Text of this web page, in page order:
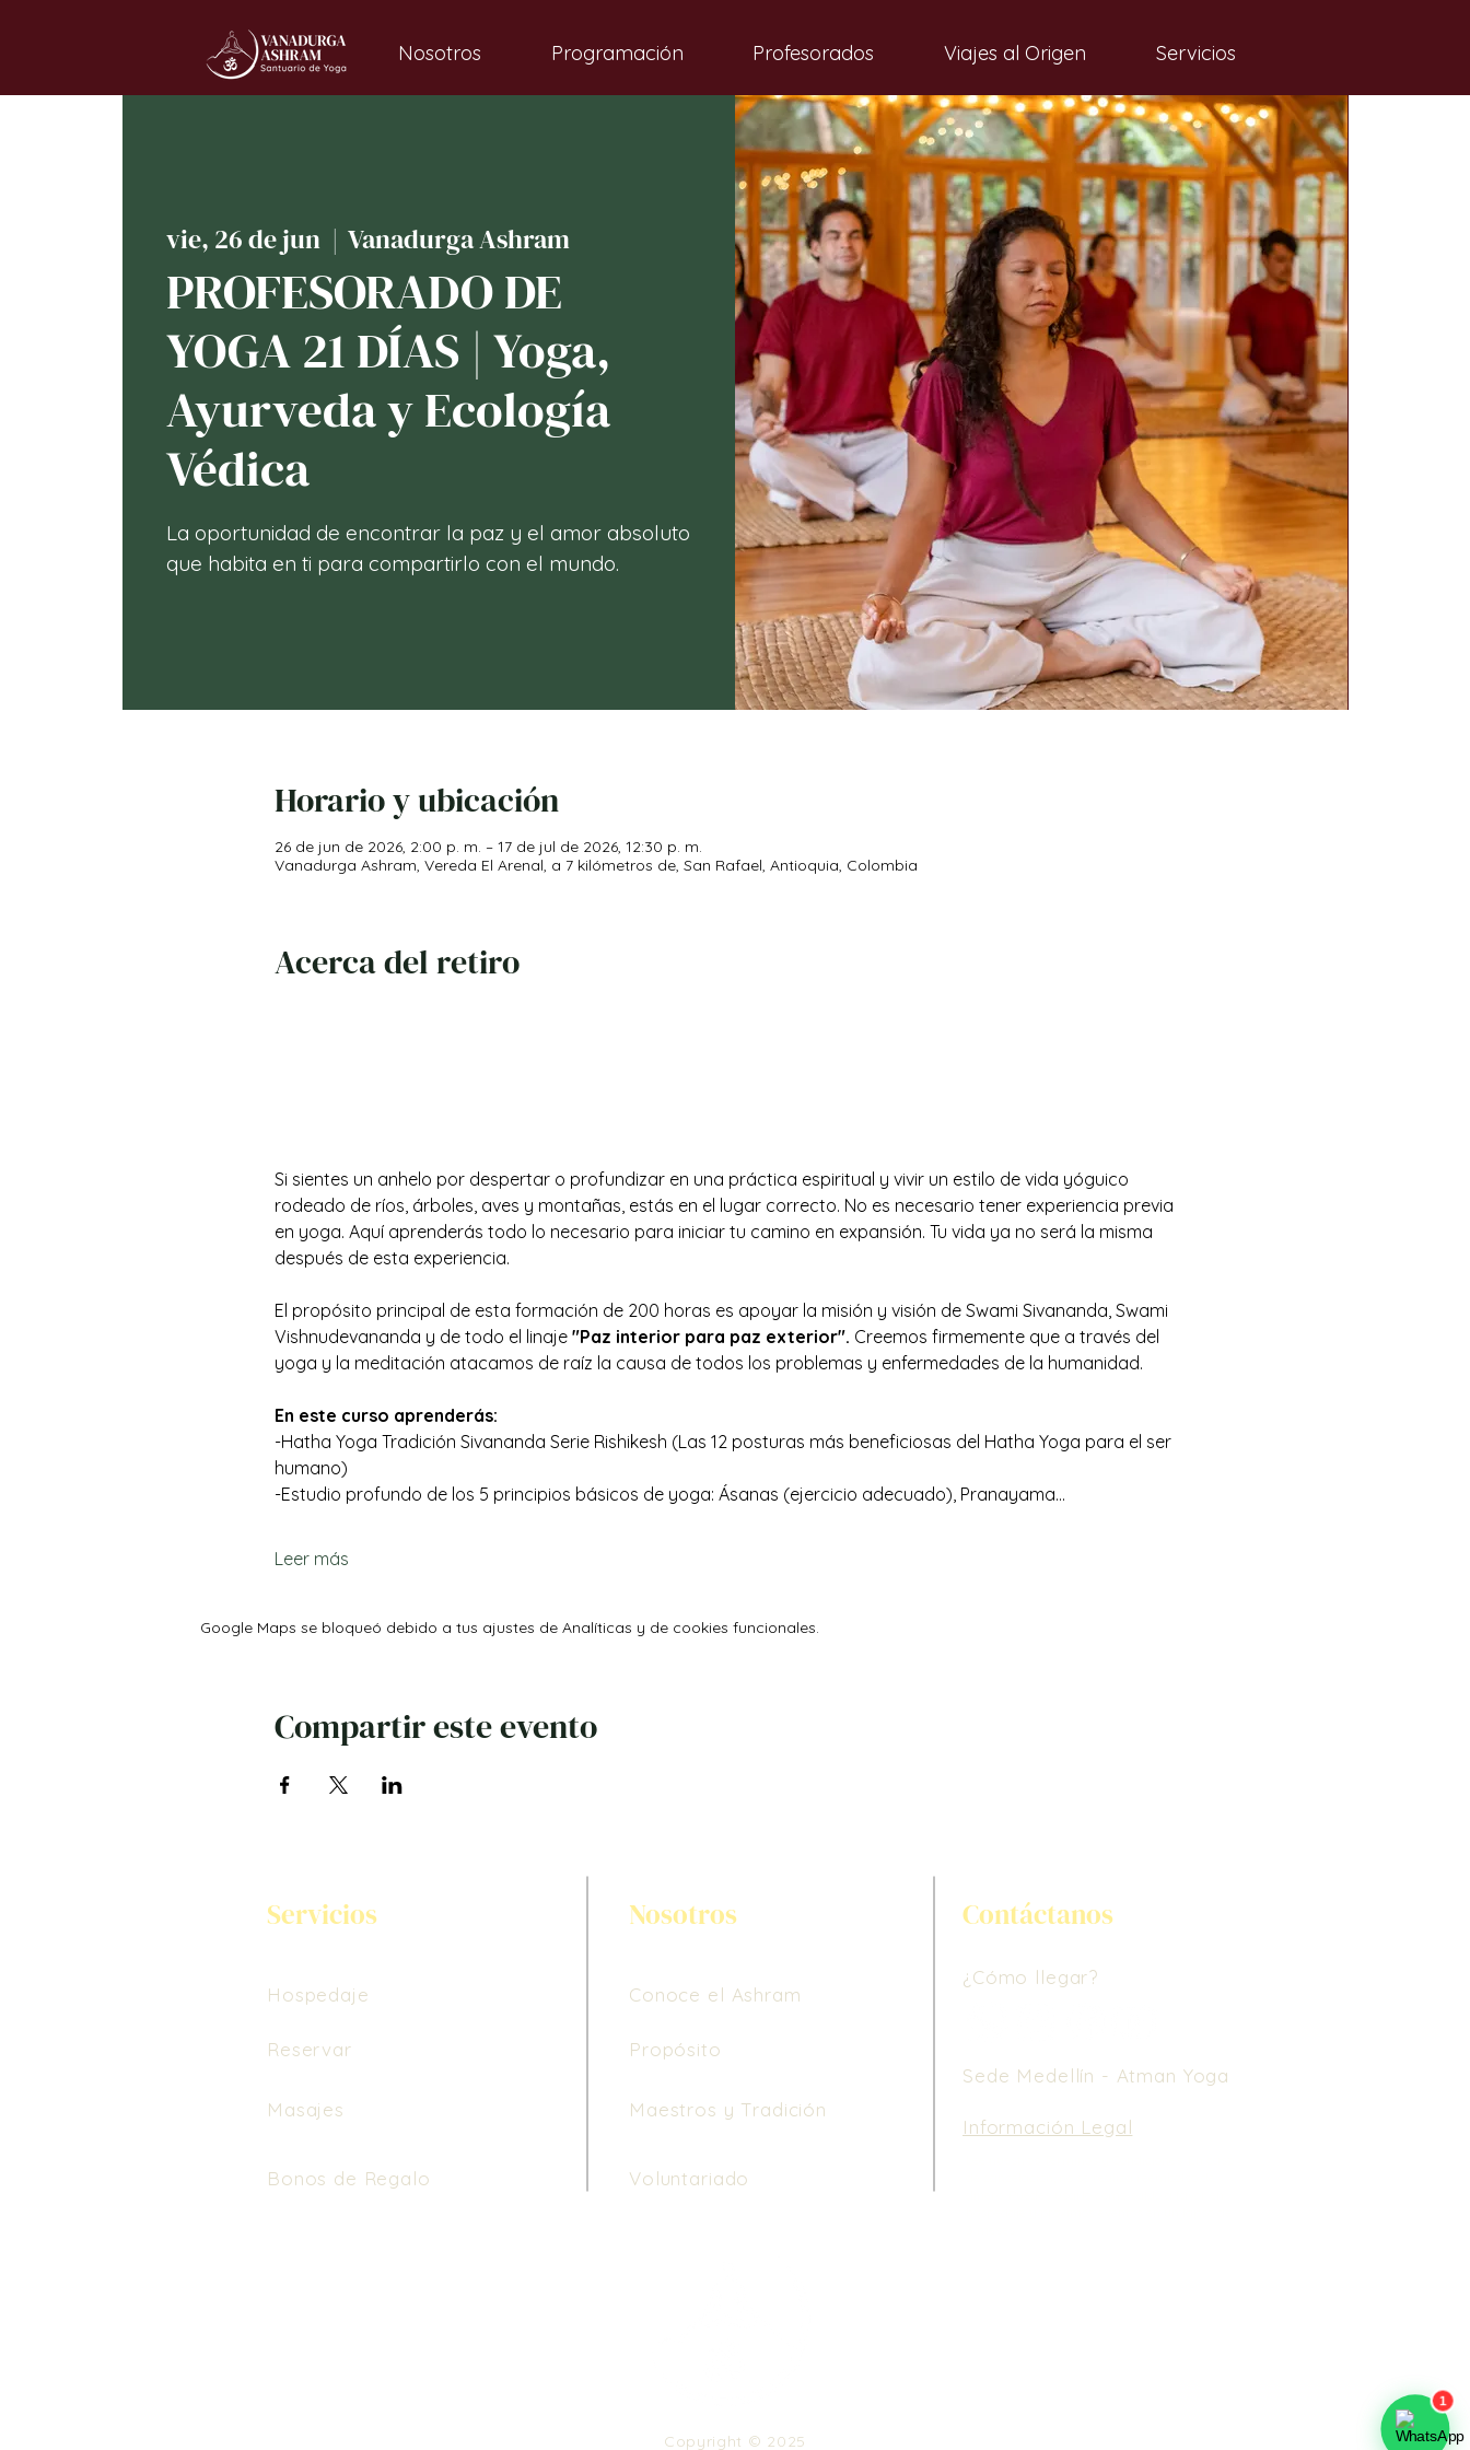
Nosotros Programación Profesorados Viajes al Origen Servicios
vie, 26 de jun
  |
Vanadurga Ashram
PROFESORADO DE
YOGA 21 DÍAS | Yoga,
Ayurveda y Ecología
Védica
La oportunidad de encontrar la paz y el amor absoluto
Horario y ubicación
26 de jun de 2026, 2:00 p. m. – 17 de jul de 2026, 12:30 p. m.
Vanadurga Ashram, Vereda El Arenal, a 7 kilómetros de, San Rafael, Antioquia, Colombia
Acerca del retiro
Si sientes un anhelo por despertar o profundizar en una práctica espiritual y vivir un estilo de vida yóguico
rodeado de ríos, árboles, aves y montañas, estás en el lugar correcto. No es necesario tener experiencia previa
en yoga. Aquí aprenderás todo lo necesario para iniciar tu camino en expansión. Tu vida ya no será la misma
después de esta experiencia.
El propósito principal de esta formación de 200 horas es apoyar la misión y visión de Swami Sivananda, Swami
Vishnudevananda y de todo el linaje "Paz interior para paz exterior". ​Creemos firmemente que a través del
yoga y la meditación atacamos de raíz la causa de todos los problemas y enfermedades de la humanidad.
En este curso aprenderás:
-Hatha Yoga Tradición Sivananda Serie Rishikesh (Las 12 posturas más beneficiosas del Hatha Yoga para el ser
humano)
-Estudio profundo de los 5 principios básicos de yoga: Ásanas (ejercicio adecuado), Pranayama…
Leer más
Google Maps se bloqueó debido a tus ajustes de Analíticas y de cookies funcionales.
Compartir este evento
Servicios Nosotros Contáctanos
Hospedaje Conoce el Ashram
¿Cómo llegar?
Propósito
Reservar
Sede Medellín - Atman Yoga
Masajes
Bonos de Regalo
Maestros y Tradición
Voluntariado
Información Legal
Copyright © 2025